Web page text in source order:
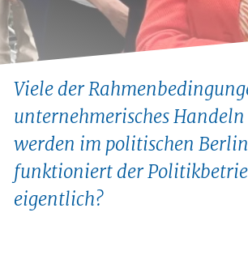
Viele der
unternehmerisches
werden im politischen
funktioniert der
eigentlich?